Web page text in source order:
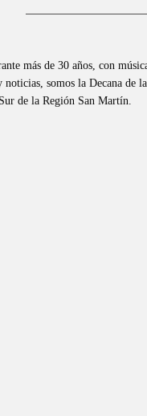
más de 30 años, con
somos la Decana de la
de la Región San Martín.